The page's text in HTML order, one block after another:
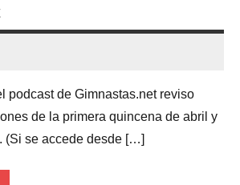
podcast de Gimnastas.net reviso
de la primera quincena de abril y
(Si se accede desde […]